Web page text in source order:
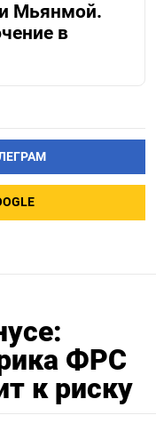
Мьянмой.
в
ФРС
к риску